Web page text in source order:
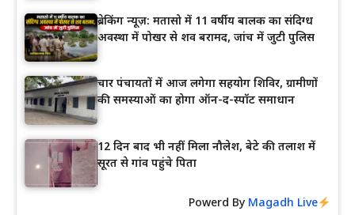
ब्रेकिंग न्यूज़: मतासो में 11 वर्षीय बालक का संदिग्ध
अवस्था में पोखर से शव बरामद, जांच में जुटी पुलिस
चार पंचायतों में आज लगेगा सहयोग शिविर, ग्रामीणों
की समस्याओं का होगा ऑन-द-स्पॉट समाधान
12 दिन बाद भी नहीं मिला नौलेश, बेटे की तलाश में
सूरत से गांव पहुंचे पिता
Powerd By Magadh Live